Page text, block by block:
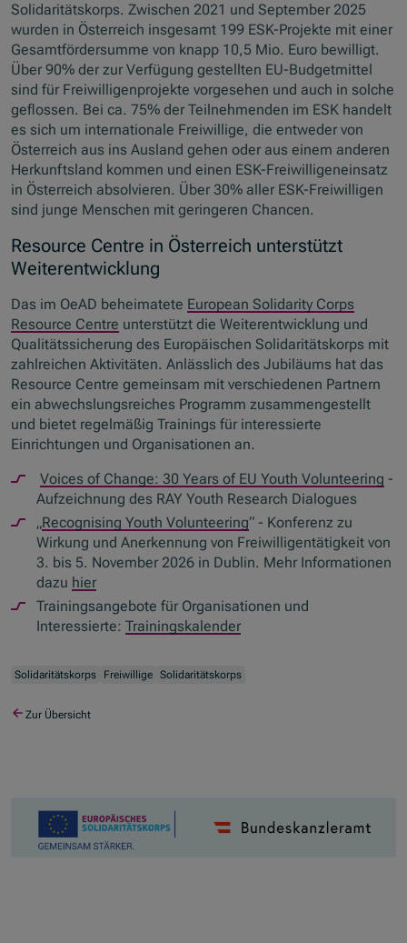
Solidaritätskorps. Zwischen 2021 und September 2025
wurden in Österreich insgesamt 199 ESK-Projekte mit einer
Gesamtfördersumme von knapp 10,5 Mio. Euro bewilligt.
Über 90% der zur Verfügung gestellten EU-Budgetmittel
sind für Freiwilligenprojekte vorgesehen und auch in solche
geflossen. Bei ca. 75% der Teilnehmenden im ESK handelt
es sich um internationale Freiwillige, die entweder von
Österreich aus ins Ausland gehen oder aus einem anderen
Herkunftsland kommen und einen ESK-Freiwilligeneinsatz
in Österreich absolvieren. Über 30% aller ESK-Freiwilligen
sind junge Menschen mit geringeren Chancen.
Resource Centre in Österreich unterstützt
Weiterentwicklung
Das im OeAD beheimatete European Solidarity Corps
Resource Centre unterstützt die Weiterentwicklung und
Qualitätssicherung des Europäischen Solidaritätskorps mit
zahlreichen Aktivitäten. Anlässlich des Jubiläums hat das
Resource Centre gemeinsam mit verschiedenen Partnern
ein abwechslungsreiches Programm zusammengestellt
und bietet regelmäßig Trainings für interessierte
Einrichtungen und Organisationen an.
Voices of Change: 30 Years of EU Youth Volunteering -
Aufzeichnung des RAY Youth Research Dialogues
„Recognising Youth Volunteering“ - Konferenz zu
Wirkung und Anerkennung von Freiwilligentätigkeit von
3. bis 5. November 2026 in Dublin. Mehr Informationen
dazu hier
Trainingsangebote für Organisationen und
Interessierte:Trainingskalender
Solidaritätskorps Freiwillige Solidaritätskorps
Zur Übersicht